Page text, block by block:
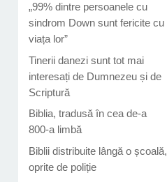
„99% dintre persoanele cu
sindrom Down sunt fericite cu
viața lor”
Tinerii danezi sunt tot mai
interesați de Dumnezeu și de
Scriptură
Biblia, tradusă în cea de-a
800-a limbă
Biblii distribuite lângă o școală,
oprite de poliție